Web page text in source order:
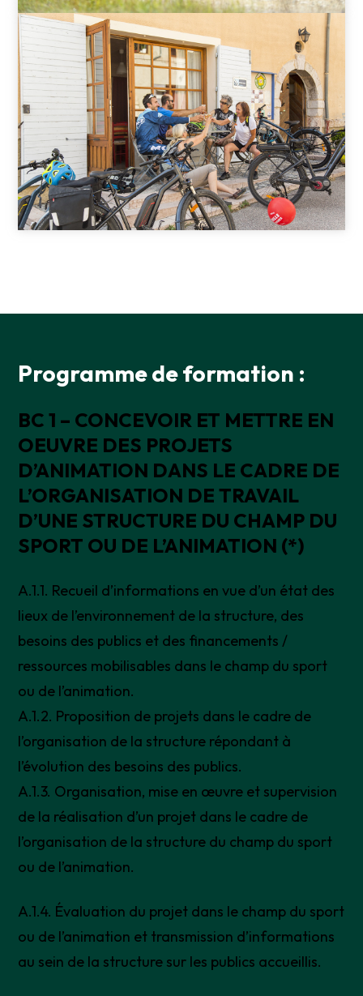
Programme de formation :
BC 1 – CONCEVOIR ET METTRE EN
OEUVRE DES PROJETS
D’ANIMATION DANS LE CADRE DE
L’ORGANISATION DE TRAVAIL
D’UNE STRUCTURE DU CHAMP DU
SPORT OU DE L’ANIMATION (*)
A.1.1. Recueil d’informations en vue d’un état des
lieux de l’environnement de la structure, des
besoins des publics et des financements /
ressources mobilisables dans le champ du sport
ou de l’animation.
A.1.2. Proposition de projets dans le cadre de
l’organisation de la structure répondant à
l’évolution des besoins des publics.
A.1.3. Organisation, mise en œuvre et supervision
de la réalisation d’un projet dans le cadre de
l’organisation de la structure du champ du sport
ou de l’animation.
A.1.4. Évaluation du projet dans le champ du sport
ou de l’animation et transmission d’informations
au sein de la structure sur les publics accueillis.